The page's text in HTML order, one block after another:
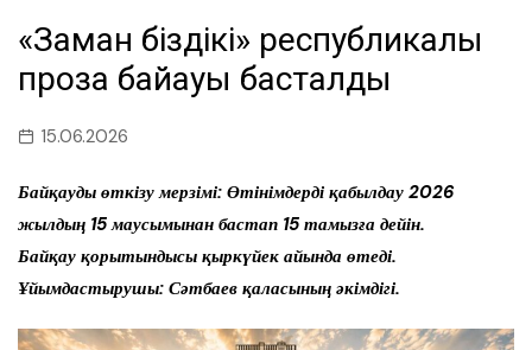
«Заман біздікі» республикалық
проза байқауы басталды
15.06.2026
Байқауды өткізу мерзімі: Өтінімдерді қабылдау 2026
жылдың 15 маусымынан бастап 15 тамызға дейін.
Байқау қорытындысы қыркүйек айында өтеді.
Ұйымдастырушы: Сәтбаев қаласының әкімдігі.